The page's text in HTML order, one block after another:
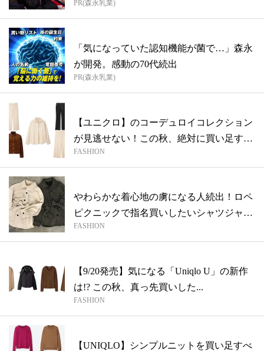
PR(森永乳業)
「気になっていた認知機能が菌で…」森永
が開発。感動の70代続出
PR(森永乳業)
【ユニクロ】のコーデュロイコレクション
が見逃せない！この秋、絶対に買い足すべ
きオ...
FASHION
やわらかな着心地の虜になる人続出！ロペ
ピクニックで指名買いしたいシャツジャケ
ット
FASHION
【9/20発売】気になる「Uniqlo U」の新作
は!? この秋、真っ先買いした...
FASHION
【UNIQLO】シンプルニットを買い足すべ